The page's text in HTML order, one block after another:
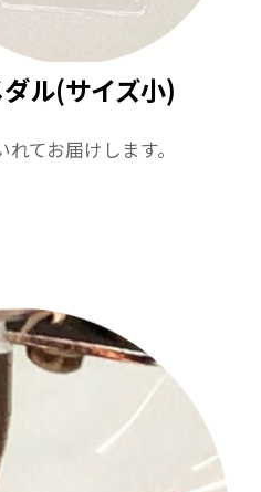
ル(サイズ小)
てお届けします。